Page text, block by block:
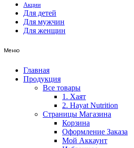
Акции
Для детей
Для мужчин
Для женщин
Меню
Главная
Продукция
Все товары
1. Хаят
2. Hayat Nutrition
Страницы Магазина
Корзина
Оформление Заказа
Мой Аккаунт